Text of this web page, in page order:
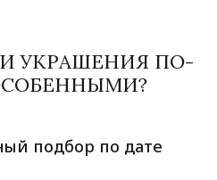
УКРАШЕНИЯ ПО-
подбор по дате